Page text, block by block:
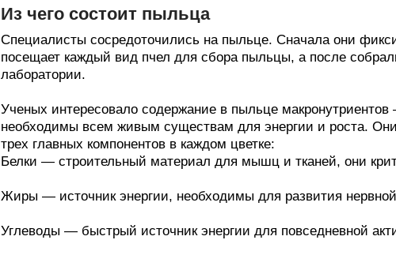
Из чего состоит пыльца
Специалисты сосредоточились на пыльце. Сначала они
посещает каждый вид пчел для сбора пыльцы, а после
лаборатории.
Ученых интересовало содержание в пыльце
необходимы всем живым существам для энергии и роста.
трех главных компонентов в каждом цветке:
Белки — строительный материал для мышц и тканей, они
Жиры — источник энергии, необходимы для развития
Углеводы — быстрый источник энергии для повседневной